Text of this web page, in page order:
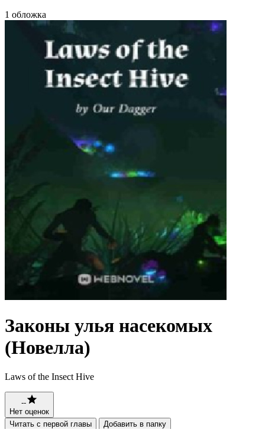
1 обложка
Законы улья насекомых
(Новелла)
Laws of the Insect Hive
--
Нет оценок
Читать с первой главы
Добавить в папку